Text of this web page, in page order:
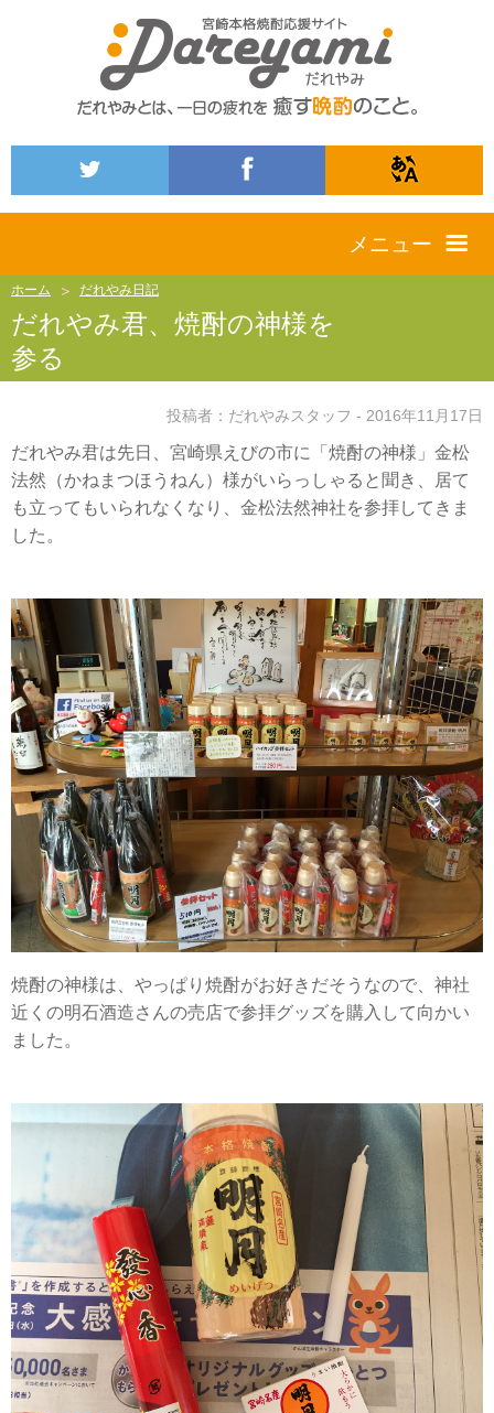
メニュー
ホーム だれやみ日記
だれやみ君、焼酎の神様を
参る
投稿者：だれやみスタッフ - 2016年11月17日
だれやみ君は先日、宮崎県えびの市に「焼酎の神様」金松
法然（かねまつほうねん）様がいらっしゃると聞き、居て
も立ってもいられなくなり、金松法然神社を参拝してきま
した。
焼酎の神様は、やっぱり焼酎がお好きだそうなので、神社
近くの明石酒造さんの売店で参拝グッズを購入して向かい
ました。